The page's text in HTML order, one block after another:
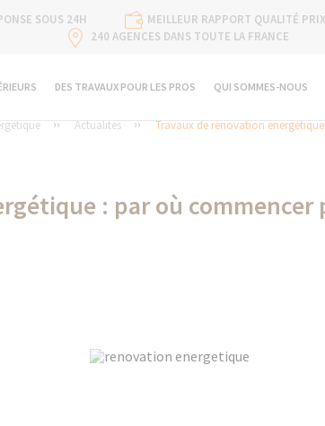
SOUS 24H MEILLEUR RAPPORT QUALITÉ PRIX
240 AGENCES DANS TOUTE LA FRANCE
DES TRAVAUX POUR LES PROS QUI SOMMES-NOUS
Actualités Travaux de rénovation
: par où